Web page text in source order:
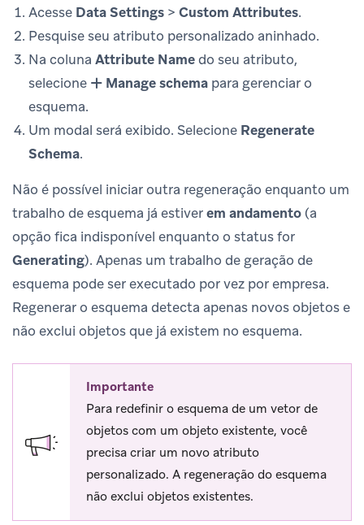
Acesse Data Settings > Custom Attributes.
Pesquise seu atributo personalizado aninhado.
Na coluna Attribute Namedo seu atributo,
selecione
Manage schema para gerenciar o
esquema.
Um modal será exibido. Selecione Regenerate
Schema.
Não é possível iniciar outra regeneração enquanto um
trabalho de esquema já estiverem andamento(a
opção fica indisponível enquanto o status for
Generating). Apenas um trabalho de geração de
esquema pode ser executado por vez por empresa.
Regenerar o esquema detecta apenas novos objetos e
não exclui objetos que já existem no esquema.
Importante
Para redefinir o esquema de um vetor de
objetos com um objeto existente, você
precisa criar um novo atributo
personalizado. A regeneração do esquema
não exclui objetos existentes.